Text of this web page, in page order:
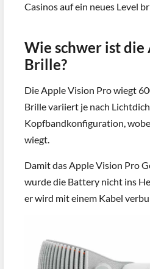
Casinos auf ein neues Level
Wie schwer ist
Brille?
Die Apple Vision Pro wiegt
Brille variiert je nach
Kopfbandkonfiguration,
wiegt.
Damit das Apple Vision Pro
wurde die Battery nicht ins
er wird mit einem Kabel